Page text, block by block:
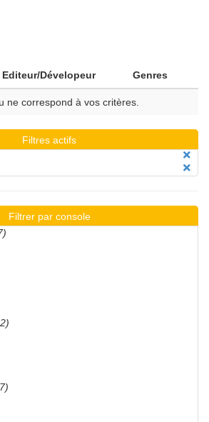
Editeur/Dévelopeur Genres
ne correspond à vos critères.
Filtres actifs
Filtrer par console